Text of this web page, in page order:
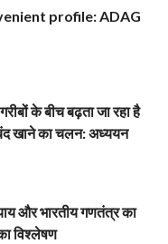
profile: ADAG
के बीच बढ़ता जा रहा है
खाने का चलन: अध्ययन
और भारतीय गणतंत्र का
विश्लेषण